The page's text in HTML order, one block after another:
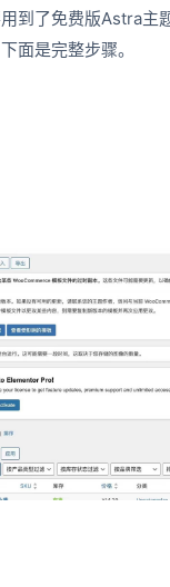
到了免费版Astra主
面是完整步骤。